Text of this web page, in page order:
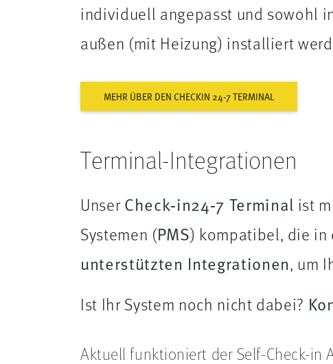
individuell angepasst und sowohl
außen (mit Heizung) installiert
MEHR ÜBER DEN CHECKIN 24-7 TERMINAL
Terminal-Integrationen
UnserCheck‑in24‑7 Terminal ist
Systemen (PMS) kompatibel, die
unterstützten Integrationen, um
Ist Ihr System noch nicht dabei?
Aktuell funktioniert der Self-Check-in